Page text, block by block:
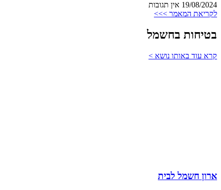
19/08/2024 אין תגובות
לקריאת המאמר >>>
בטיחות בחשמל
קרא עוד באותו נושא >
ארון חשמל לבית